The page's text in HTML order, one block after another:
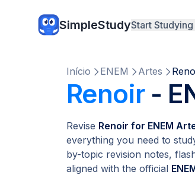
SimpleStudyStart Studying
Início ENEM Artes
Renoir-
Revise Renoir for ENEM
everything you need to
by-topic revision notes,
aligned with the official